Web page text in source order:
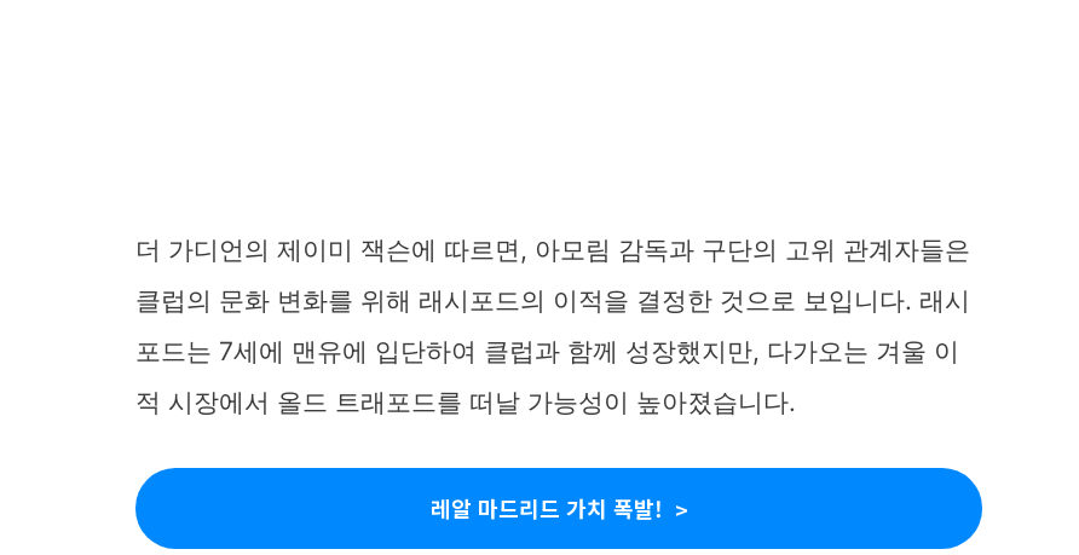
더 가디언의 제이미 잭슨에 따르면, 아모림 감독과 구단의 고위 관계자들은
클럽의 문화 변화를 위해 래시포드의 이적을 결정한 것으로 보입니다. 래시
포드는 7세에 맨유에 입단하여 클럽과 함께 성장했지만, 다가오는 겨울 이
적 시장에서 올드 트래포드를 떠날 가능성이 높아졌습니다.
레알 마드리드 가치 폭발!